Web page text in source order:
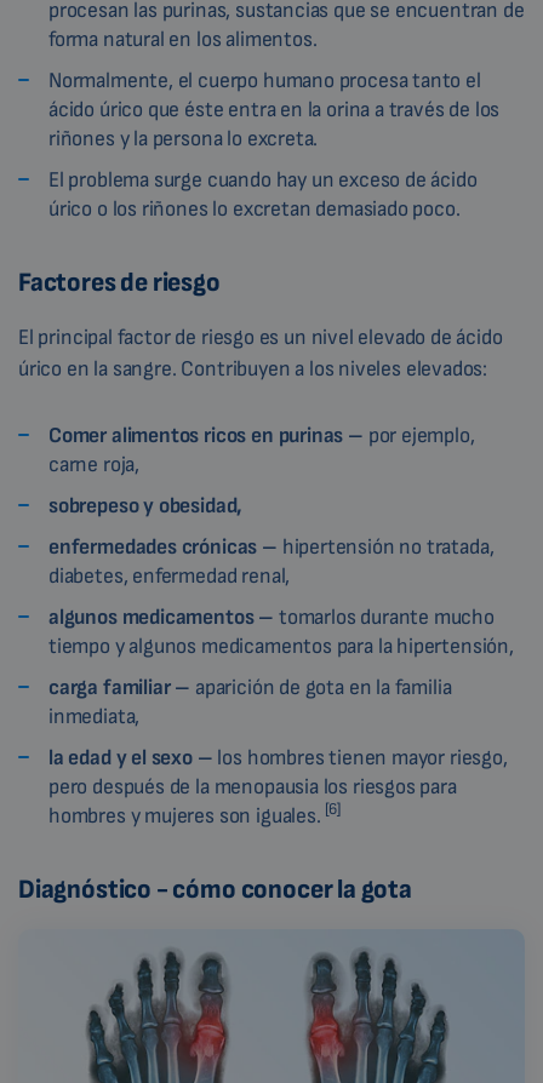
procesan las purinas, sustancias que se encuentran de
forma natural en los alimentos.
Normalmente, el cuerpo humano procesa tanto el
ácido úrico que éste entra en la orina a través de los
riñones y la persona lo excreta.
El problema surge cuando hay un exceso de ácido
úrico o los riñones lo excretan demasiado poco.
Factores de riesgo
El principal factor de riesgo es un nivel elevado de ácido
úrico en la sangre. Contribuyen a los niveles elevados:
Comer alimentos ricos en purinas – por ejemplo,
carne roja,
sobrepeso y obesidad,
enfermedades crónicas – hipertensión no tratada,
diabetes, enfermedad renal,
algunos medicamentos – tomarlos durante mucho
tiempo y algunos medicamentos para la hipertensión,
carga familiar – aparición de gota en la familia
inmediata,
la edad y el sexo – los hombres tienen mayor riesgo,
pero después de la menopausia los riesgos para
hombres y mujeres son iguales. [6]
Diagnóstico - cómo conocer la gota